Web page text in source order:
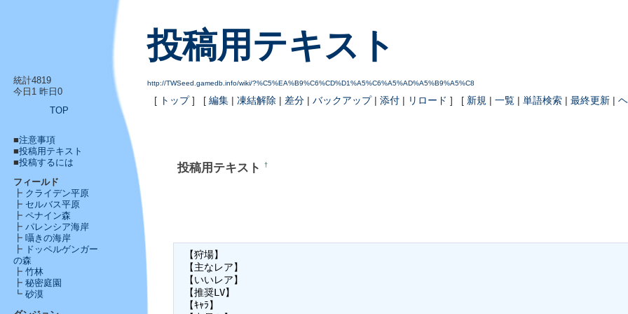
投稿用テキスト
http://TWSeed.gamedb.info/wiki/?%C5%EA%B9%C6%CD%D1%A5%C6%A5%AD%A5%B9%A5%C8
[ トップ] [ 編集 | 凍結解除 | 差分 | バックアップ| 添付 | リロード ] [ 新規 | 一覧 | 単語検索 | 最終更新 |
統計4819
今日1 昨日0
TOP
■注意事項
■投稿用テキスト
■投稿するには
フィールド
┣ クライデン平原
┣ セルバス平原
┣ ペナイン森
┣ パレンシア海岸
┣ 囁きの海岸
┣
ドッペルゲンガー
の森
┣ 竹林
┣ 秘密庭園
┗ 砂漠
投稿用テキスト †
【狩場】
【主なレア】
【いいレア】
【推奨LV】
【ｷｬﾗ】